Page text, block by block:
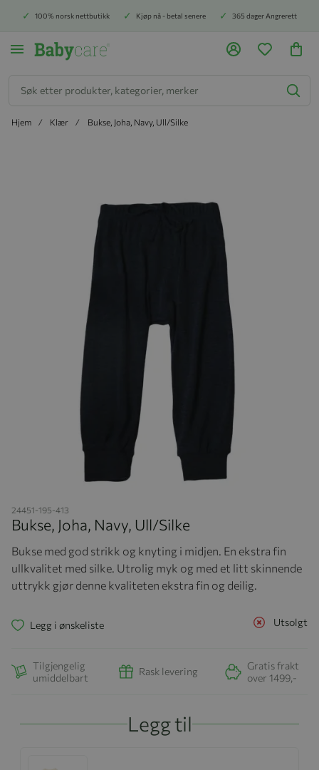
100% norsk nettbutikk Kjøp nå - betal senere 365 dager Angrerett
Hjem Klær Bukse, Joha, Navy, Ull/Silke
24451-195-413
Bukse, Joha, Navy, Ull/Silke
Bukse med god strikk og knyting i midjen. En ekstra fin
ullkvalitet med silke. Utrolig myk og med et litt skinnende
uttrykk gjør denne kvaliteten ekstra fin og deilig.
Utsolgt
Legg i ønskeliste
Tilgjengelig
umiddelbart
Rask levering
Gratis frakt
over 1499,-
Legg til